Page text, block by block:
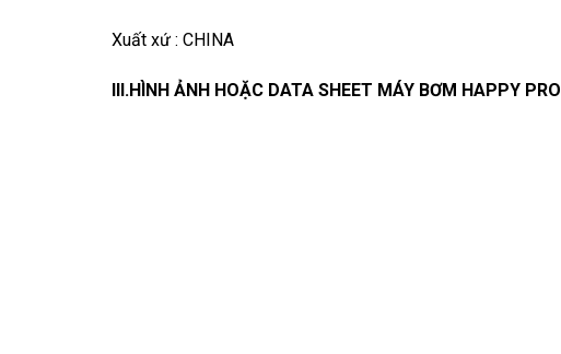
Xuất xứ : CHINA
III.HÌNH ẢNH HOẶC DATA SHEET MÁY BƠM HAPPY PRO